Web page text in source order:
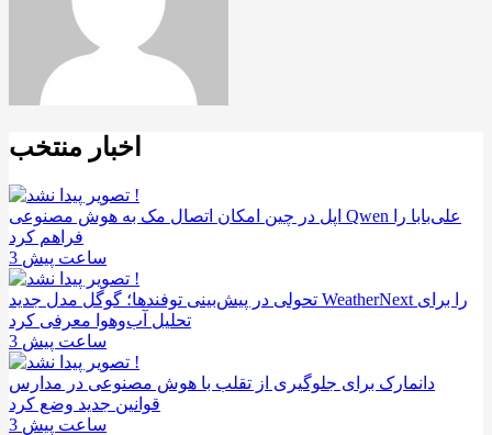
اخبار منتخب
اپل در چین امکان اتصال مک به هوش مصنوعی Qwen علی‌بابا را
فراهم کرد
3 ساعت پیش
تحولی در پیش‌بینی توفندها؛ گوگل مدل جدید WeatherNext را برای
تحلیل آب‌وهوا معرفی کرد
3 ساعت پیش
دانمارک برای جلوگیری از تقلب با هوش مصنوعی در مدارس
قوانین جدید وضع کرد
3 ساعت پیش